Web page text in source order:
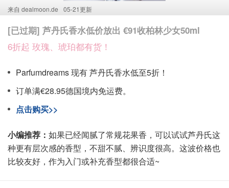
来自 dealmoon.de 05-21更新
[已过期] 芦丹氏香水低价放出 €91收柏林少女50ml
6折起 玫瑰、琥珀都有货！
Parfumdreams 现有 芦丹氏香水低至5折！
订单满€28.95德国境内免运费。
点击购买>>
小编推荐： 如果已经闻腻了常规花果香，可以试试芦丹氏这
种更有层次感的香型，不甜不腻、辨识度很高。这波价格也
比较友好，作为入门或补充香型都很合适~